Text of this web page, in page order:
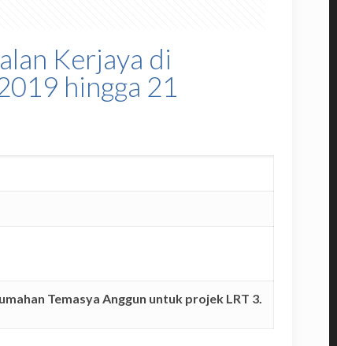
Kerjaya di
hingga 21
Temasya Anggun untuk projek LRT 3.